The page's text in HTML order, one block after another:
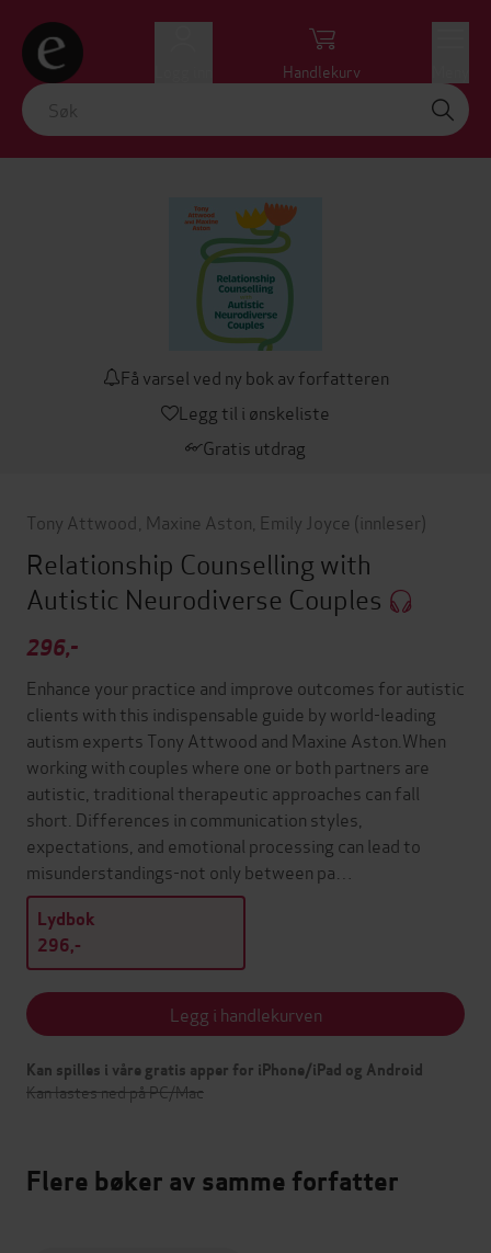
Handlekurv
Få varsel ved ny bok av forfatteren
Legg til i ønskeliste
Gratis utdrag
Tony Attwood Maxine Aston Emily Joyce (innleser)
Relationship Counselling with
Autistic Neurodiverse Couples
296,-
Enhance your practice and improve outcomes for autistic
clients with this indispensable guide by world-leading
autism experts Tony Attwood and Maxine Aston.When
working with couples where one or both partners are
autistic, traditional therapeutic approaches can fall
short. Differences in communication styles,
expectations, and emotional processing can lead to
misunderstandings-not only between pa…
Lydbok
296,-
Legg i handlekurven
Kan spilles i våre gratis apper for iPhone/iPad og Android
Kan lastes ned på PC/Mac
Flere bøker av samme forfatter